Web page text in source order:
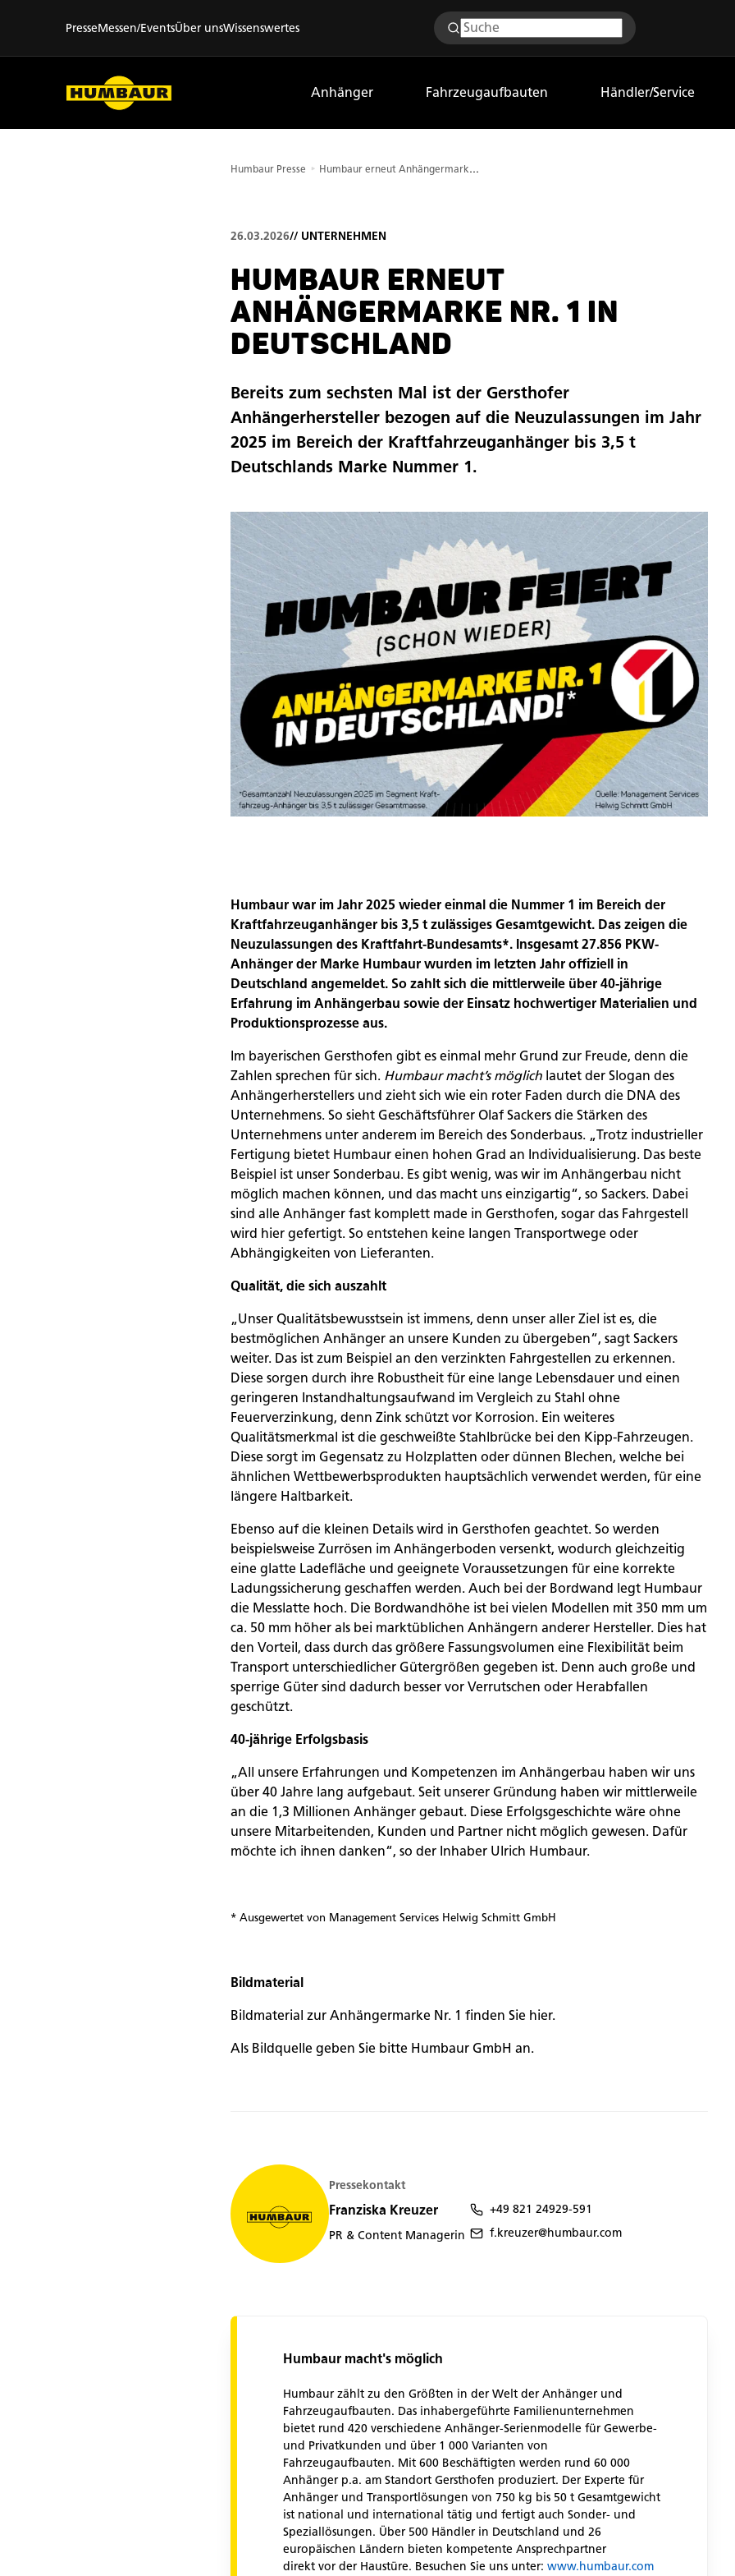
PresseMessen/EventsÜber unsWissenswertes
Anhänger Fahrzeugaufbauten Händler/Service
Humbaur Presse Humbaur erneut Anhängermarke Nr. 1 in Deutschland
26.03.2026// UNTERNEHMEN
HUMBAUR ERNEUT
ANHÄNGERMARKE NR. 1 IN
DEUTSCHLAND
Bereits zum sechsten Mal ist der Gersthofer
Anhängerhersteller bezogen auf die Neuzulassungen im Jahr
2025 im Bereich der Kraftfahrzeuganhänger bis 3,5 t
Deutschlands Marke Nummer 1.
Humbaur war im Jahr 2025 wieder einmal die Nummer 1 im Bereich der
Kraftfahrzeuganhänger bis 3,5 t zulässiges Gesamtgewicht. Das zeigen die
Neuzulassungen des Kraftfahrt-Bundesamts*. Insgesamt 27.856 PKW-
Anhänger der Marke Humbaur wurden im letzten Jahr offiziell in
Deutschland angemeldet. So zahlt sich die mittlerweile über 40-jährige
Erfahrung im Anhängerbau sowie der Einsatz hochwertiger Materialien und
Produktionsprozesse aus.
Im bayerischen Gersthofen gibt es einmal mehr Grund zur Freude, denn die
Zahlen sprechen für sich. Humbaur macht’s möglichlautet der Slogan des
Anhängerherstellers und zieht sich wie ein roter Faden durch die DNA des
Unternehmens. So sieht Geschäftsführer Olaf Sackers die Stärken des
Unternehmens unter anderem im Bereich des Sonderbaus. „Trotz industrieller
Fertigung bietet Humbaur einen hohen Grad an Individualisierung. Das beste
Beispiel ist unser Sonderbau. Es gibt wenig, was wir im Anhängerbau nicht
möglich machen können, und das macht uns einzigartig“, so Sackers. Dabei
sind alle Anhänger fast komplett made in Gersthofen, sogar das Fahrgestell
wird hier gefertigt. So entstehen keine langen Transportwege oder
Abhängigkeiten von Lieferanten.
Qualität, die sich auszahlt
„Unser Qualitätsbewusstsein ist immens, denn unser aller Ziel ist es, die
bestmöglichen Anhänger an unsere Kunden zu übergeben“, sagt Sackers
weiter. Das ist zum Beispiel an den verzinkten Fahrgestellen zu erkennen.
Diese sorgen durch ihre Robustheit für eine lange Lebensdauer und einen
geringeren Instandhaltungsaufwand im Vergleich zu Stahl ohne
Feuerverzinkung, denn Zink schützt vor Korrosion. Ein weiteres
Qualitätsmerkmal ist die geschweißte Stahlbrücke bei den Kipp-Fahrzeugen.
Diese sorgt im Gegensatz zu Holzplatten oder dünnen Blechen, welche bei
ähnlichen Wettbewerbsprodukten hauptsächlich verwendet werden, für eine
längere Haltbarkeit.
Ebenso auf die kleinen Details wird in Gersthofen geachtet. So werden
beispielsweise Zurrösen im Anhängerboden versenkt, wodurch gleichzeitig
eine glatte Ladefläche und geeignete Voraussetzungen für eine korrekte
Ladungssicherung geschaffen werden. Auch bei der Bordwand legt Humbaur
die Messlatte hoch. Die Bordwandhöhe ist bei vielen Modellen mit 350 mm um
ca. 50 mm höher als bei marktüblichen Anhängern anderer Hersteller. Dies hat
den Vorteil, dass durch das größere Fassungsvolumen eine Flexibilität beim
Transport unterschiedlicher Gütergrößen gegeben ist. Denn auch große und
sperrige Güter sind dadurch besser vor Verrutschen oder Herabfallen
geschützt.
40-jährige Erfolgsbasis
„All unsere Erfahrungen und Kompetenzen im Anhängerbau haben wir uns
über 40 Jahre lang aufgebaut. Seit unserer Gründung haben wir mittlerweile
an die 1,3 Millionen Anhänger gebaut. Diese Erfolgsgeschichte wäre ohne
unsere Mitarbeitenden, Kunden und Partner nicht möglich gewesen. Dafür
möchte ich ihnen danken“, so der Inhaber Ulrich Humbaur.
* Ausgewertet von Management Services Helwig Schmitt GmbH
Bildmaterial
Bildmaterial zur Anhängermarke Nr. 1 finden Sie hier.
Als Bildquelle geben Sie bitte Humbaur GmbH an.
Pressekontakt
Franziska Kreuzer
PR & Content Managerin
+49 821 24929-591
f.kreuzer@humbaur.com
Humbaur macht's möglich
Humbaur zählt zu den Größten in der Welt der Anhänger und
Fahrzeugaufbauten. Das inhabergeführte Familienunternehmen
bietet rund 420 verschiedene Anhänger-Serienmodelle für Gewerbe-
und Privatkunden und über 1 000 Varianten von
Fahrzeugaufbauten. Mit 600 Beschäftigten werden rund 60 000
Anhänger p.a. am Standort Gersthofen produziert. Der Experte für
Anhänger und Transportlösungen von 750 kg bis 50 t Gesamtgewicht
ist national und international tätig und fertigt auch Sonder- und
Speziallösungen. Über 500 Händler in Deutschland und 26
europäischen Ländern bieten kompetente Ansprechpartner
direkt vor der Haustüre. Besuchen Sie uns unter: www.humbaur.com